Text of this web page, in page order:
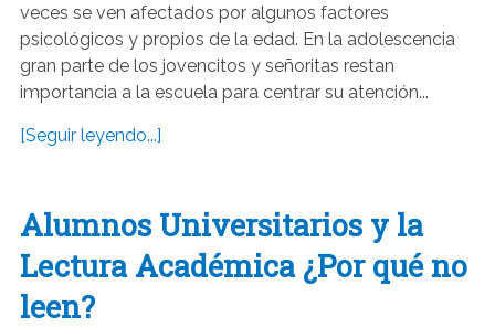
veces se ven afectados por algunos factores
psicológicos y propios de la edad. En la adolescencia
gran parte de los jovencitos y señoritas restan
importancia a la escuela para centrar su atención...
[Seguir leyendo...]
Alumnos Universitarios y la
Lectura Académica ¿Por qué no
leen?